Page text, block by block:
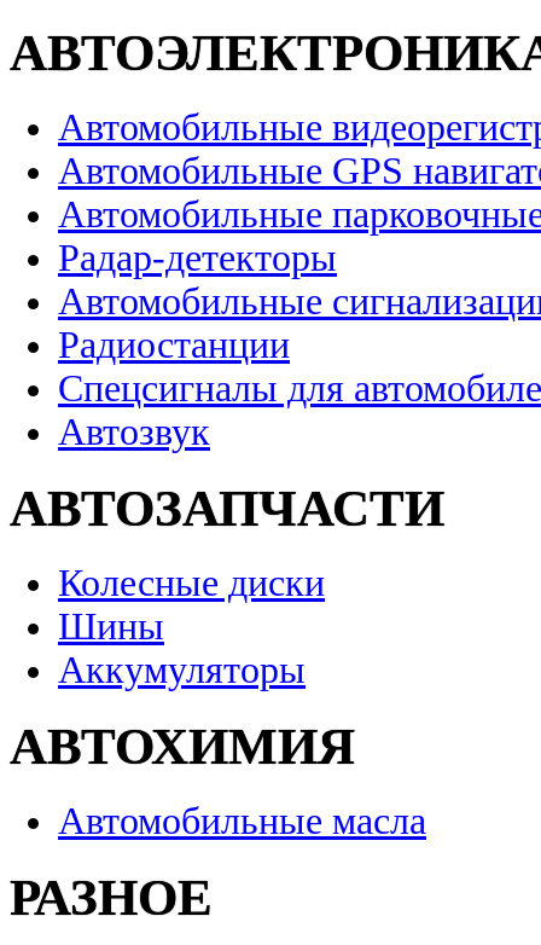
Автомобильные
Автомобильные GPS
Автомобильные
Радар-детекторы
Автомобильные
Радиостанции
Спецсигналы для
Автозвук
АВТОЗАПЧАСТИ
Колесные диски
Шины
Аккумуляторы
АВТОХИМИЯ
Автомобильные масла
РАЗНОЕ